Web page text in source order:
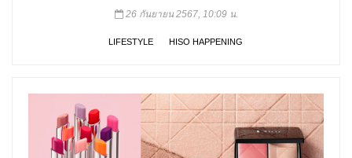
26 กันยายน 2567, 10:09 น.
LIFESTYLE HISO HAPPENING